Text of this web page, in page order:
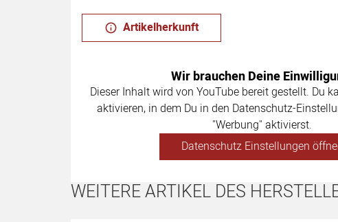
Artikelherkunft
Wir brauchen Deine
Dieser Inhalt wird von YouTube bereit gestellt. Du
aktivieren, in dem Du in den Datenschutz-
"Werbung" aktivierst.
Datenschutz Einstellungen
WEITERE ARTIKEL DES